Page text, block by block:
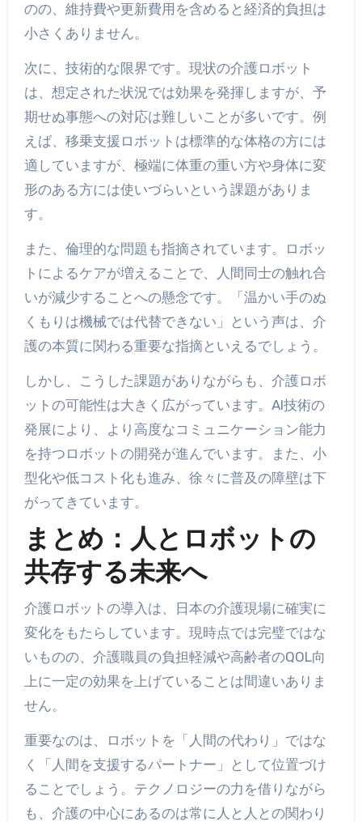
のの、維持費や更新費用を含めると経済的負担は
小さくありません。
次に、技術的な限界です。現状の介護ロボット
は、想定された状況では効果を発揮しますが、予
期せぬ事態への対応は難しいことが多いです。例
えば、移乗支援ロボットは標準的な体格の方には
適していますが、極端に体重の重い方や身体に変
形のある方には使いづらいという課題がありま
す。
また、倫理的な問題も指摘されています。ロボッ
トによるケアが増えることで、人間同士の触れ合
いが減少することへの懸念です。「温かい手のぬ
くもりは機械では代替できない」という声は、介
護の本質に関わる重要な指摘といえるでしょう。
しかし、こうした課題がありながらも、介護ロボ
ットの可能性は大きく広がっています。AI技術の
発展により、より高度なコミュニケーション能力
を持つロボットの開発が進んでいます。また、小
型化や低コスト化も進み、徐々に普及の障壁は下
がってきています。
まとめ：人とロボットの
共存する未来へ
介護ロボットの導入は、日本の介護現場に確実に
変化をもたらしています。現時点では完璧ではな
いものの、介護職員の負担軽減や高齢者のQOL向
上に一定の効果を上げていることは間違いありま
せん。
重要なのは、ロボットを「人間の代わり」ではな
く「人間を支援するパートナー」として位置づけ
ることでしょう。テクノロジーの力を借りながら
も、介護の中心にあるのは常に人と人との関わり